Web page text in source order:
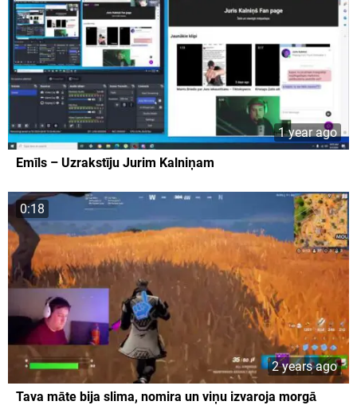
1 year ago
Emīls – Uzrakstīju Jurim Kalniņam
0:18
2 years ago
Tava māte bija slima, nomira un viņu izvaroja morgā